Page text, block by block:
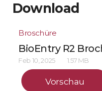
Download
Broschüre
BioEntry R2
Feb 10, 2025 1.57 MB
Vorschau